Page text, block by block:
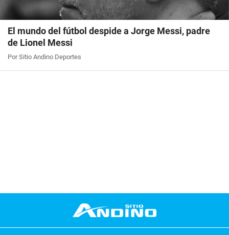
El mundo del fútbol despide a Jorge Messi, padre
de Lionel Messi
Por Sitio Andino Deportes